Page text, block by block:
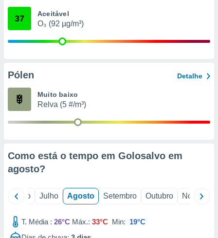
através
estudos
1199
37 Aceitável
O₃ (92 µg/m³)
Pólen Detalhe
Muito baixo
Relva (5 #/m³)
Como está o tempo em Golosalvo em
agosto?
Junho Julho Agosto Setembro Outubro Novembro
T. Média : 26°C Máx.: 33°C Min: 19°C